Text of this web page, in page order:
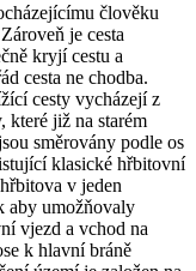
člověku
je cesta
kryjí cestu a
cesta ne chodba.
cesty vycházejí z
které již na starém
směrovány podle os
klasické hřbitovní
v jeden
aby umožňovaly
vjezd a vchod na
k hlavní bráně